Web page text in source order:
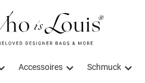
Accessoires Schmuck